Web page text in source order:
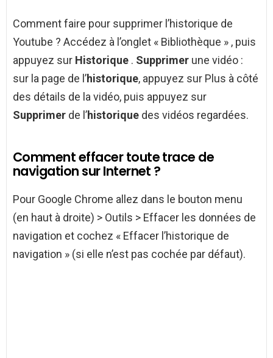
Comment faire pour supprimer l’historique de
Youtube ? Accédez à l’onglet « Bibliothèque » , puis
appuyez sur Historique . Supprimer une vidéo :
sur la page de l’historique, appuyez sur Plus à côté
des détails de la vidéo, puis appuyez sur
Supprimer de l’historique des vidéos regardées.
Comment effacer toute trace de
navigation sur Internet ?
Pour Google Chrome allez dans le bouton menu
(en haut à droite) > Outils > Effacer les données de
navigation et cochez « Effacer l’historique de
navigation » (si elle n’est pas cochée par défaut).